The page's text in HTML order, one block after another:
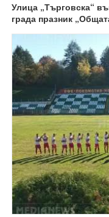
Улица „Търговска“
града празник